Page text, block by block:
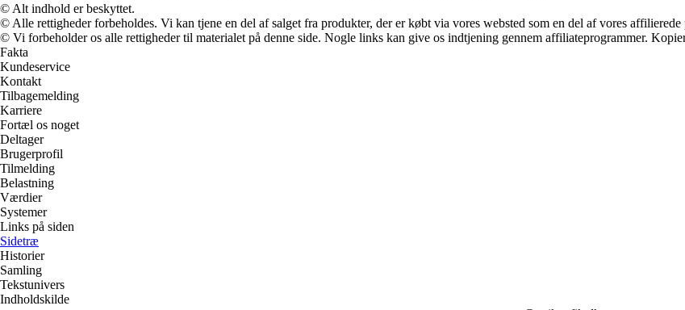
© Alt indhold er beskyttet.
© Alle rettigheder forbeholdes. Vi kan tjene en del af salget fra produkter, der er købt via vores websted som en del af vores affilierede
© Vi forbeholder os alle rettigheder til materialet på denne side. Nogle links kan give os indtjening gennem affiliateprogrammer.
Fakta
Kundeservice
Kontakt
Tilbagemelding
Karriere
Fortæl os noget
Deltager
Brugerprofil
Tilmelding
Belastning
Værdier
Systemer
Links på siden
Sidetræ
Historier
Samling
Tekstunivers
Indholdskilde